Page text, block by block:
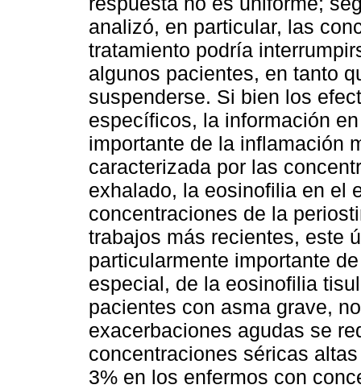
analizó, en particular, las
tratamiento podría
algunos pacientes, en tanto
suspenderse. Si bien los
específicos, la información
importante de la inflamación
caracterizada por las
exhalado, la eosinofilia en el
concentraciones de la
trabajos más recientes, este
particularmente importante
especial, de la eosinofilia
pacientes con asma grave,
exacerbaciones agudas se
concentraciones séricas
3% en los enfermos con